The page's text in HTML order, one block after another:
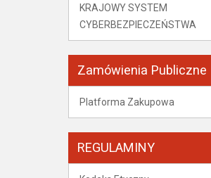
KRAJOWY SYSTEM
CYBERBEZPIECZEŃSTWA
Zamówienia Publiczne
Platforma Zakupowa
REGULAMINY